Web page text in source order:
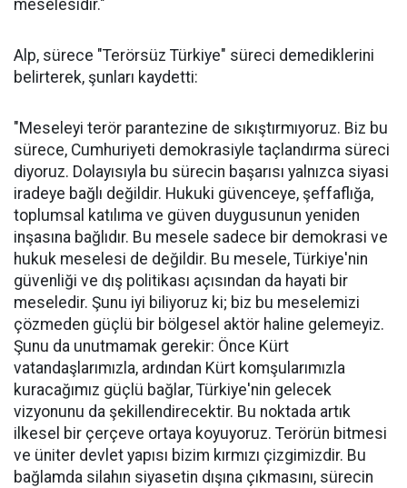
meselesidir."
Alp, sürece "Terörsüz Türkiye" süreci demediklerini
belirterek, şunları kaydetti:
"Meseleyi terör parantezine de sıkıştırmıyoruz. Biz bu
sürece, Cumhuriyeti demokrasiyle taçlandırma süreci
diyoruz. Dolayısıyla bu sürecin başarısı yalnızca siyasi
iradeye bağlı değildir. Hukuki güvenceye, şeffaflığa,
toplumsal katılıma ve güven duygusunun yeniden
inşasına bağlıdır. Bu mesele sadece bir demokrasi ve
hukuk meselesi de değildir. Bu mesele, Türkiye'nin
güvenliği ve dış politikası açısından da hayati bir
meseledir. Şunu iyi biliyoruz ki; biz bu meselemizi
çözmeden güçlü bir bölgesel aktör haline gelemeyiz.
Şunu da unutmamak gerekir: Önce Kürt
vatandaşlarımızla, ardından Kürt komşularımızla
kuracağımız güçlü bağlar, Türkiye'nin gelecek
vizyonunu da şekillendirecektir. Bu noktada artık
ilkesel bir çerçeve ortaya koyuyoruz. Terörün bitmesi
ve üniter devlet yapısı bizim kırmızı çizgimizdir. Bu
bağlamda silahın siyasetin dışına çıkmasını, sürecin